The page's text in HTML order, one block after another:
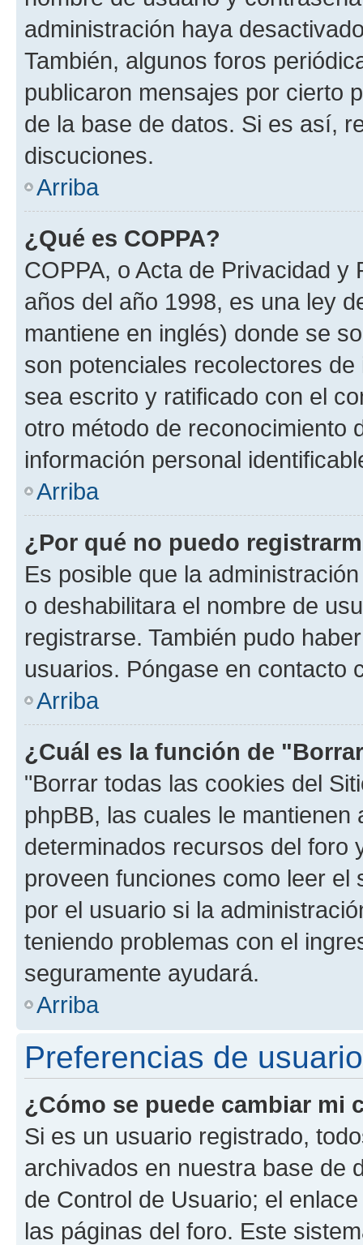
administración haya
También, algunos foros
publicaron mensajes por cierto
de la base de datos. Si es así,
discuciones.
Arriba
¿Qué es COPPA?
COPPA, o Acta de Privacidad
años del año 1998, es una ley
mantiene en inglés) donde se
son potenciales recolectores
sea escrito y ratificado con el
otro método de reconocimiento
información personal
Arriba
¿Por qué no puedo
Es posible que la
o deshabilitara el nombre de
registrarse. También pudo
usuarios. Póngase en contacto
Arriba
¿Cuál es la función de
"Borrar todas las cookies del
phpBB, las cuales le
determinados recursos del foro
proveen funciones como leer el
por el usuario si la
teniendo problemas con el
seguramente ayudará.
Arriba
Preferencias de
¿Cómo se puede cambiar mi
Si es un usuario registrado,
archivados en nuestra base de
de Control de Usuario; el
las páginas del foro. Este